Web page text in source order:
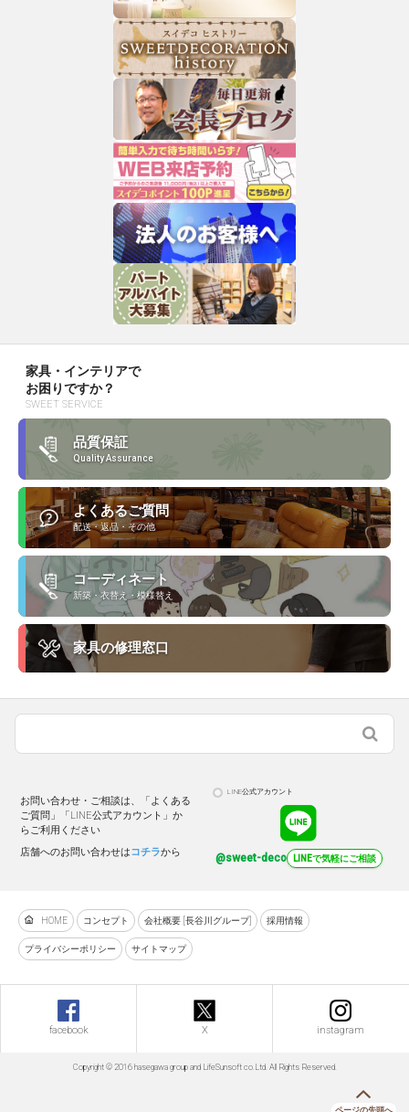
家具・インテリアで
お困りですか？
SWEET SERVICE
品質保証
Quality Assurance
よくあるご質問
配送・返品・その他
コーディネート
新築・衣替え・模様替え
家具の修理窓口
お問い合わせ・ご相談は、「よくある
ご質問」「LINE公式アカウント」か
らご利用ください
店舗へのお問い合わせはコチラから
LINE公式アカウント
@sweet-deco LINEで気軽にご相談
HOME コンセプト 会社概要 [長谷川グループ] 採用情報
プライバシーポリシー サイトマップ
facebook X instagram
Copyright © 2016 hasegawa group and LifeSunsoft co.Ltd. All Rights Reserved.
ページの先頭へ